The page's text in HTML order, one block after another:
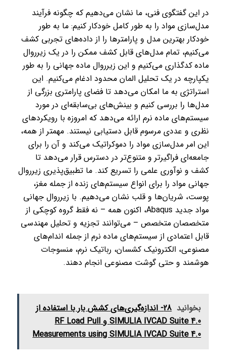
در این گفتگوی فنی، ما نشان می‌دهیم که چگونه فرآیند
مدل‌سازی مواد را به طور کامل خودکار کنیم: ما به طور
خودکار بهترین مدل و پارامترها را از داده‌های تجربی کشف
می‌کنیم، تمام مدل‌های قابل کشف ممکن را در یک زیرروال
ماده کدگذاری می‌کنیم و این زیرروال ماده جهانی را به طور
یکپارچه در یک تحلیل المان محدود ادغام می‌کنیم. این
استراتژی به ما امکان می‌دهد تا فضای پارامتری بزرگی از
مدل‌ها را بررسی کنیم و بینش‌های بی‌سابقه‌ای در مورد
سیستم‌های ماده نرم ارائه می‌دهد که امروزه با رویکردهای
نظری و عددی مرسوم قابل دستیابی نیستند. مهمتر از همه،
این امر مدل‌سازی مواد را دموکراتیک می‌کند و آن را برای
جامعه‌ای فراگیرتر و متنوع‌تر در دسترس قرار می‌دهد تا
کشف و نوآوری علمی را تسریع کند. ما تطبیق‌پذیری زیرروال
جهانی مواد را برای انواع سیستم‌های زنده از جمله مغز،
پوست، شریان‌ها و قلب نشان می‌دهیم. با زیرروال جهانی
مواد جدید Abaqus، اکنون همه – نه فقط گروه کوچکی از
متخصصان متخصص – می‌توانند تجزیه و تحلیل مهندسی
قابل اعتمادی از سیستم‌های ماده نرم از جمله اندام‌های
مصنوعی، الکترونیک کشسان، رباتیک نرم، منسوجات
هوشمند و حتی گوشت مصنوعی انجام دهند.
بخوانید
28- اندازه‌گیری‌های کشش بار با استفاده از
SIMULIA IVCAD Suite 4.0 و RF Load Pull
Measurements using SIMULIA IVCAD Suite 4.0